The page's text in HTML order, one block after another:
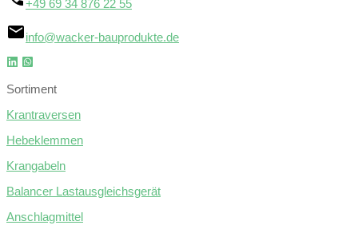
+49 69 34 876 22 55
info@wacker-bauprodukte.de
Sortiment
Krantraversen
Hebeklemmen
Krangabeln
Balancer Lastausgleichsgerät
Anschlagmittel